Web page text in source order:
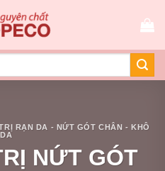
RẠN DA - NỨT GÓT CHÂN - KHÔ
DA
NỨT GÓT